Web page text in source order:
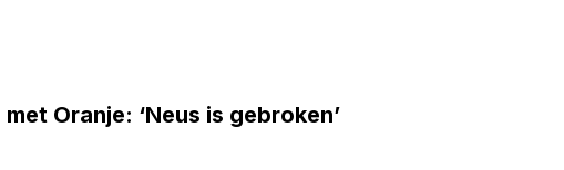
Oranje: ‘Neus is gebroken’